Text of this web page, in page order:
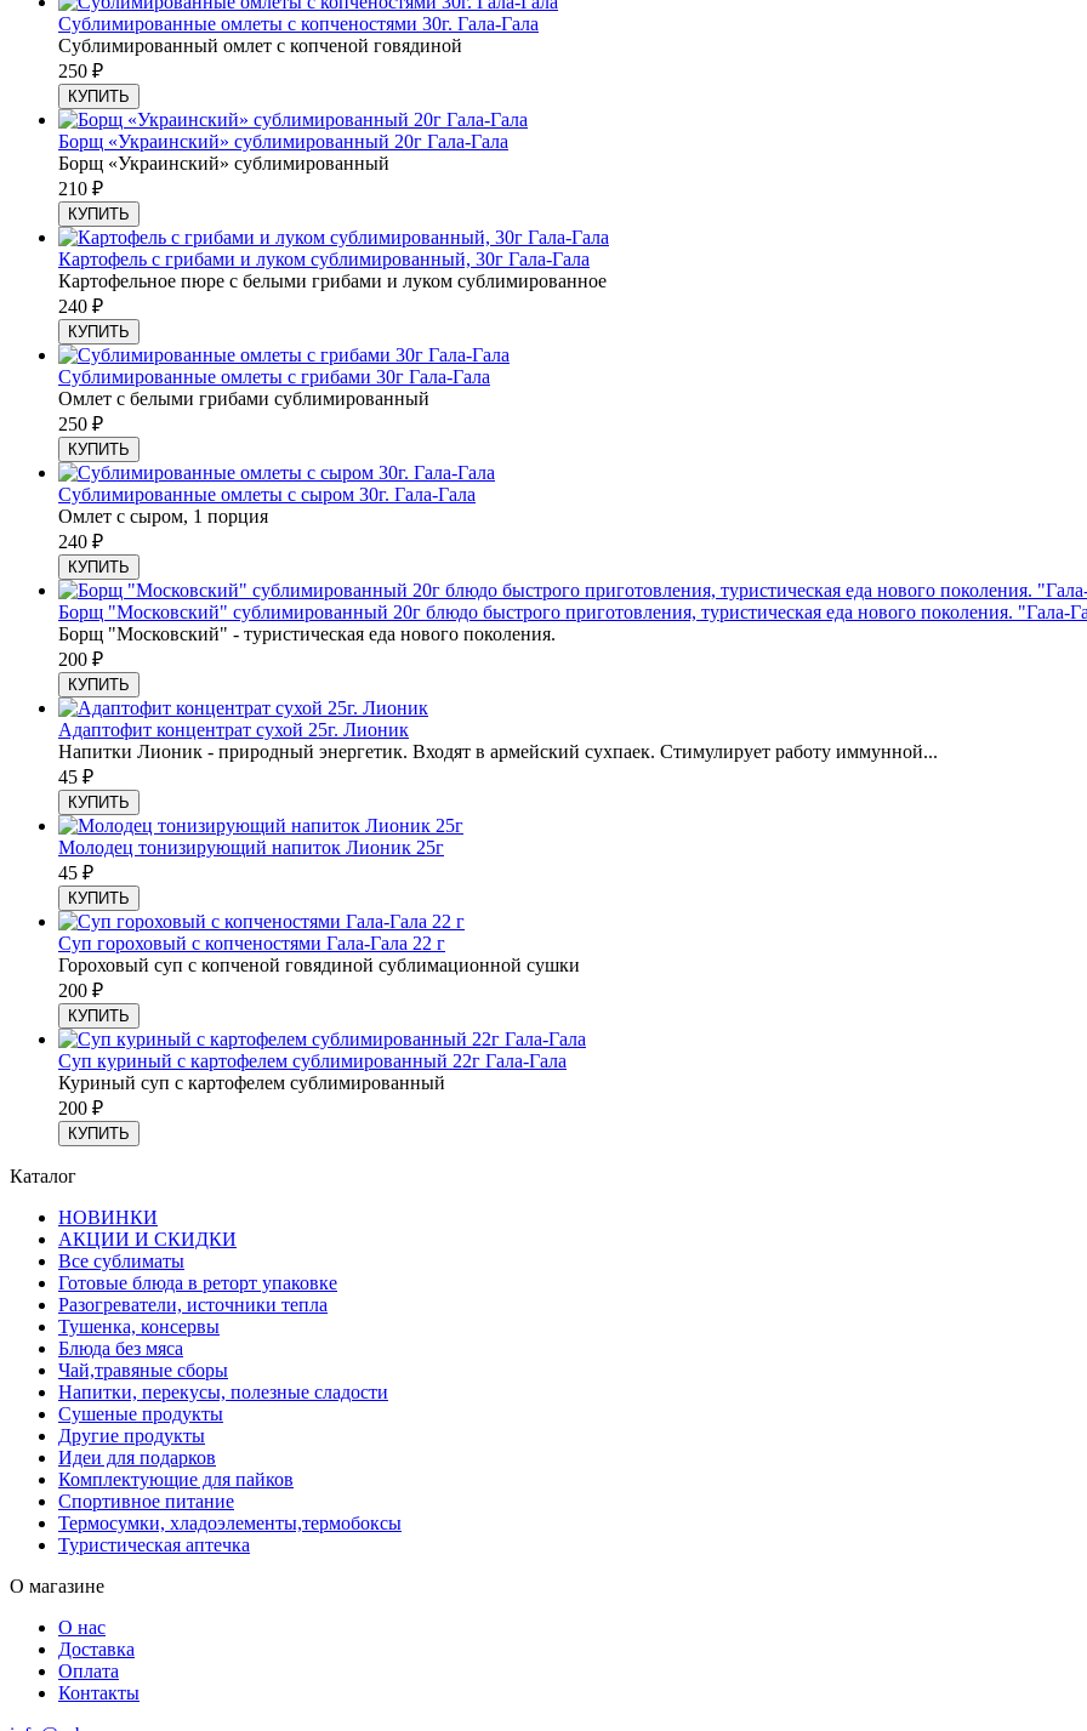
Сублимированные омлеты с копченостями 30г. Гала-Гала
Сублимированный омлет с копченой говядиной
250 ₽
КУПИТЬ
Борщ «Украинский» сублимированный 20г Гала-Гала
Борщ «Украинский» сублимированный
210 ₽
КУПИТЬ
Картофель с грибами и луком сублимированный, 30г Гала-Гала
Картофельное пюре с белыми грибами и луком сублимированное
240 ₽
КУПИТЬ
Сублимированные омлеты с грибами 30г Гала-Гала
Омлет с белыми грибами сублимированный
250 ₽
КУПИТЬ
Сублимированные омлеты с сыром 30г. Гала-Гала
Омлет с сыром, 1 порция
240 ₽
КУПИТЬ
Борщ "Московский" сублимированный 20г блюдо быстрого приготовления, туристическая еда нового поколения. "Гала-
Борщ "Московский" - туристическая еда нового поколения.
200 ₽
КУПИТЬ
Адаптофит концентрат сухой 25г. Лионик
Напитки Лионик - природный энергетик. Входят в армейский сухпаек. Стимулирует работу иммунной...
45 ₽
КУПИТЬ
Молодец тонизирующий напиток Лионик 25г
45 ₽
КУПИТЬ
Суп гороховый с копченостями Гала-Гала 22 г
Гороховый суп с копченой говядиной сублимационной сушки
200 ₽
КУПИТЬ
Суп куриный с картофелем сублимированный 22г Гала-Гала
Куриный суп с картофелем сублимированный
200 ₽
КУПИТЬ
Каталог
НОВИНКИ
АКЦИИ И СКИДКИ
Все сублиматы
Готовые блюда в реторт упаковке
Разогреватели, источники тепла
Тушенка, консервы
Блюда без мяса
Чай,травяные сборы
Напитки, перекусы, полезные сладости
Сушеные продукты
Другие продукты
Идеи для подарков
Комплектующие для пайков
Спортивное питание
Термосумки, хладоэлементы,термобоксы
Туристическая аптечка
О магазине
О нас
Доставка
Оплата
Контакты